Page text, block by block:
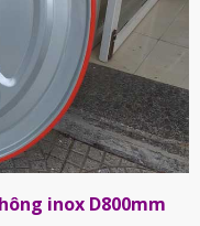
inox D800mm